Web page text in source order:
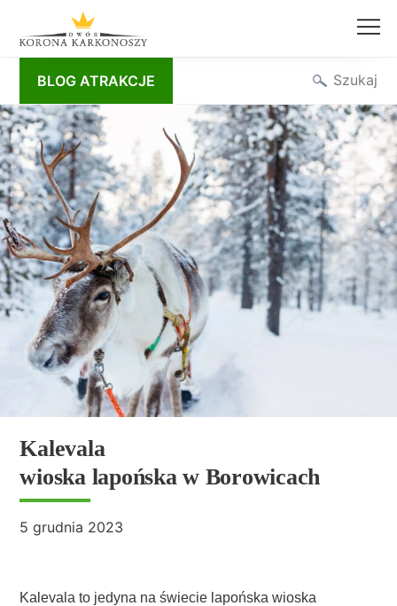
treści
BLOG ATRAKCJE
Kalevala
wioska lapońska w Borowicach
5 grudnia 2023
Kalevala to jedyna na świecie lapońska wioska